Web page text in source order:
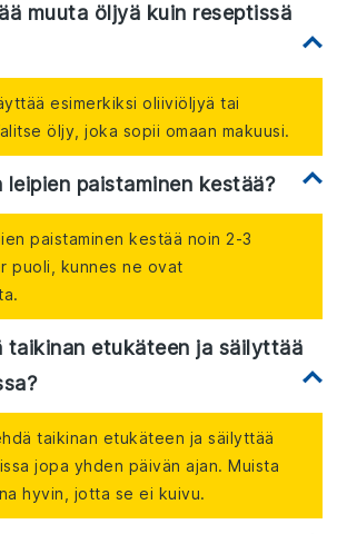
muuta öljyä kuin reseptissä
esimerkiksi oliiviöljyä tai
öljy, joka sopii omaan makuusi.
leipien paistaminen kestää?
paistaminen kestää noin 2-3
puoli, kunnes ne ovat
taikinan etukäteen ja säilyttää
taikinan etukäteen ja säilyttää
jopa yhden päivän ajan. Muista
hyvin, jotta se ei kuivu.